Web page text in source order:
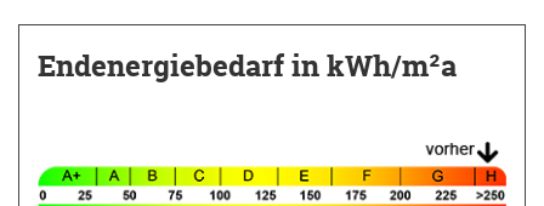
Durch die umfassende Sanierung wurde das
Gebäude zum Passivhaus mit Wohnraum für
erneuerbare Energien zu decken, wurde erreicht.
Die Erwartungen von Bruno Maurer, der durch
Endenergiebedarfin kWh/m²a